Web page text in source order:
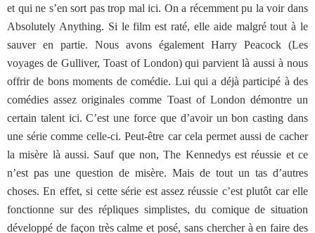
et qui ne s’en sort pas trop mal ici. On a récemment pu la voir dans
Absolutely Anything. Si le film est raté, elle aide malgré tout à le
sauver en partie. Nous avons également Harry Peacock (Les
voyages de Gulliver, Toast of London) qui parvient là aussi à nous
offrir de bons moments de comédie. Lui qui a déjà participé à des
comédies assez originales comme Toast of London démontre un
certain talent ici. C’est une force que d’avoir un bon casting dans
une série comme celle-ci. Peut-être car cela permet aussi de cacher
la misère là aussi. Sauf que non, The Kennedys est réussie et ce
n’est pas une question de misère. Mais de tout un tas d’autres
choses. En effet, si cette série est assez réussie c’est plutôt car elle
fonctionne sur des répliques simplistes, du comique de situation
développé de façon très calme et posé, sans chercher à en faire des